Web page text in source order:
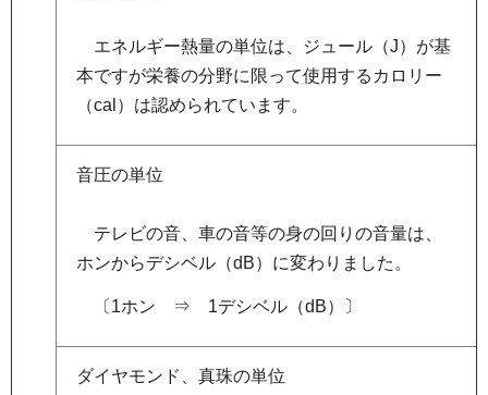
エネルギー熱量の単位は、ジュール（J）が基
本ですが栄養の分野に限って使用するカロリー
（cal）は認められています。
音圧の単位
テレビの音、車の音等の身の回りの音量は、
ホンからデシベル（dB）に変わりました。
〔 1ホン ⇒ 1デシベル（dB）〕
ダイヤモンド、真珠の単位